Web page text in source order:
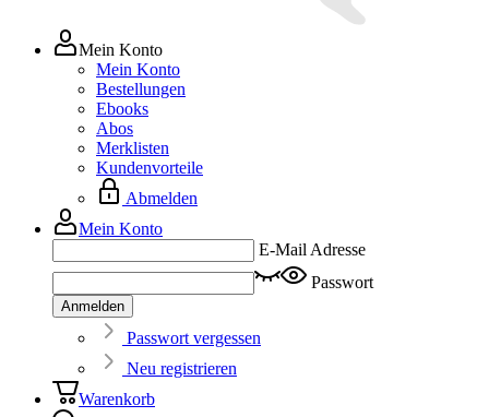
Mein Konto
Mein Konto
Bestellungen
Ebooks
Abos
Merklisten
Kundenvorteile
Abmelden
Mein Konto
E-Mail Adresse
Passwort
Anmelden
Passwort vergessen
Neu registrieren
Warenkorb